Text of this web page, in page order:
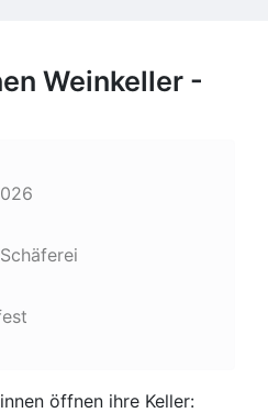
Weinkeller -
öffnen ihre Keller: